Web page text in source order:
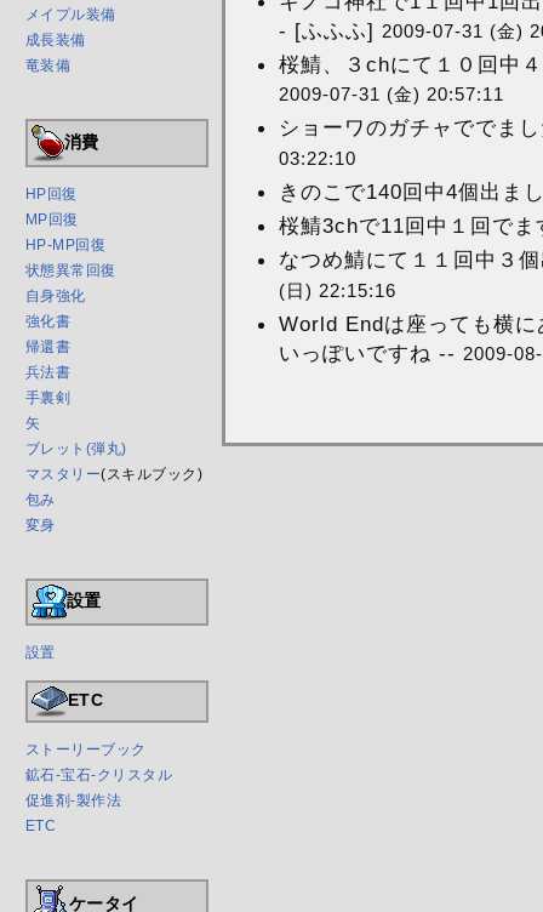
メイプル装備
成長装備
竜装備
消費
HP回復
MP回復
HP-MP回復
状態異常回復
自身強化
強化書
帰還書
兵法書
手裏剣
矢
ブレット(弾丸)
マスタリー(スキルブック)
包み
変身
設置
設置
ETC
ストーリーブック
鉱石-宝石-クリスタル
促進剤-製作法
ETC
ケータイ
- [ふふふ] 2009-07-31 (金)
桜鯖、３chにて１０回中
2009-07-31 (金) 20:57:11
ショーワのガチャででま
03:22:10
きのこで140回中4個出ま
桜鯖3chで11回中１回で
なつめ鯖にて１１回中
(日) 22:15:16
World Endは座っても横
いっぽいですね -- 2009-